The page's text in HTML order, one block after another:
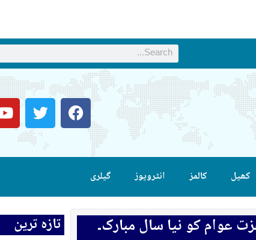
کھیل کالمز انٹرویوز گیلری
عوام کو نیا سال مبارک۔ تازہ ترین